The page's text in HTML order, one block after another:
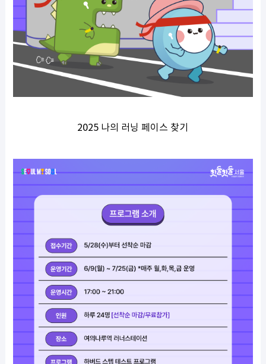
2025 나의 러닝 페이스 찾기